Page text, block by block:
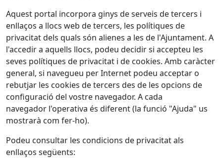
Aquest portal incorpora ginys de serveis de tercers i
enllaços a llocs web de tercers, les polítiques de
privacitat dels quals són alienes a les de l'Ajuntament. A
l'accedir a aquells llocs, podeu decidir si accepteu les
seves polítiques de privacitat i de cookies. Amb caràcter
general, si navegueu per Internet podeu acceptar o
rebutjar les cookies de tercers des de les opcions de
configuració del vostre navegador. A cada
navegador l'operativa és diferent (la funció "Ajuda" us
mostrarà com fer-ho).
Podeu consultar les condicions de privacitat als
enllaços següents: